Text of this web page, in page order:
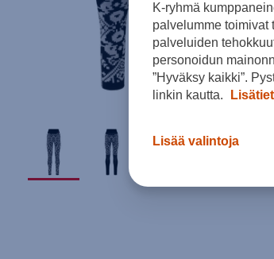
K-ryhmä
palvelumme toimivat
palveluiden
personoidun
”Hyväksy kaikki”.
linkin kautta.
Lisää valintoja